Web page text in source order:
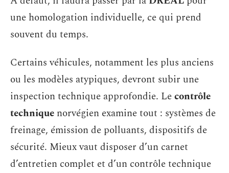
une homologation individuelle, ce qui prend
souvent du temps.
Certains véhicules, notamment les plus anciens
ou les modèles atypiques, devront subir une
inspection technique approfondie. Lecontrôle
technique norvégien examine tout : systèmes de
freinage, émission de polluants, dispositifs de
sécurité. Mieux vaut disposer d’un carnet
d’entretien complet et d’un contrôle technique